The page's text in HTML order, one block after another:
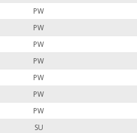
PW
PW
PW
PW
PW
PW
PW
SU